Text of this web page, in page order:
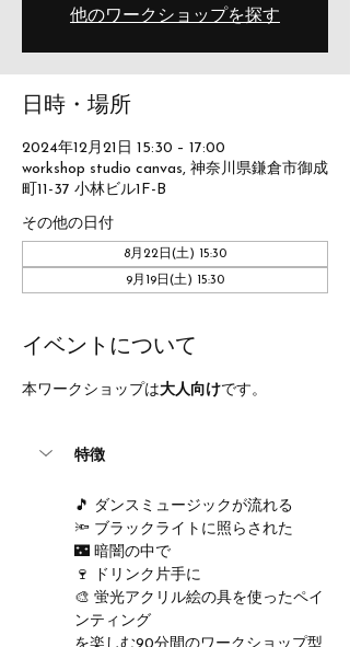
他のワークショップを探す
日時・場所
2024年12月21日 15:30 – 17:00
workshop studio canvas, 神奈川県鎌倉市御成
町11-37 小林ビル1F-B
その他の日付
8月22日(土) 15:30
9月19日(土) 15:30
イベントについて
本ワークショップは大人向けです。
特徴
🎵 ダンスミュージックが流れる
🔦 ブラックライトに照らされた
🌃 暗闇の中で
🍷 ドリンク片手に
🎨 蛍光アクリル絵の具を使ったペイ
ンティング